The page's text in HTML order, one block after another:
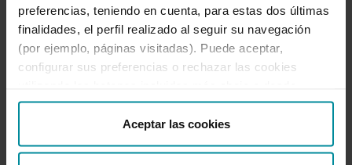
preferencias, teniendo en cuenta, para estas dos últimas
finalidades, el perfil realizado al seguir su navegación
(por ejemplo, páginas visitadas). Puede aceptar,
configurar sus preferencias o rechazar las cookies
“Detalles”. También puede obtener más información, así
como cambiar el consentimiento en cualquier momento
desde nuestraPolítica de Cookies.
Aceptar las cookies
Asocia2.0 App